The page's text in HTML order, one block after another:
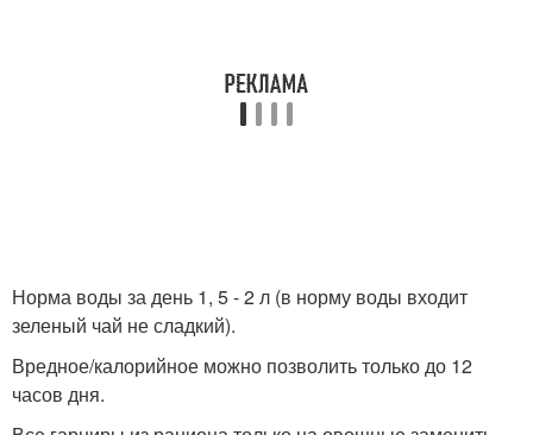
Норма воды за день 1, 5 - 2 л (в норму воды входит
зеленый чай не сладкий).
Вредное/калорийное можно позволить только до 12
часов дня.